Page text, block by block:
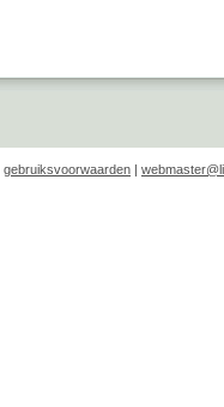
gebruiksvoorwaarden |